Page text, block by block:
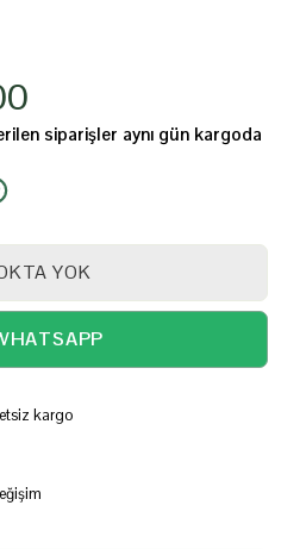
siparişler aynı gün kargoda
YOK
kargo